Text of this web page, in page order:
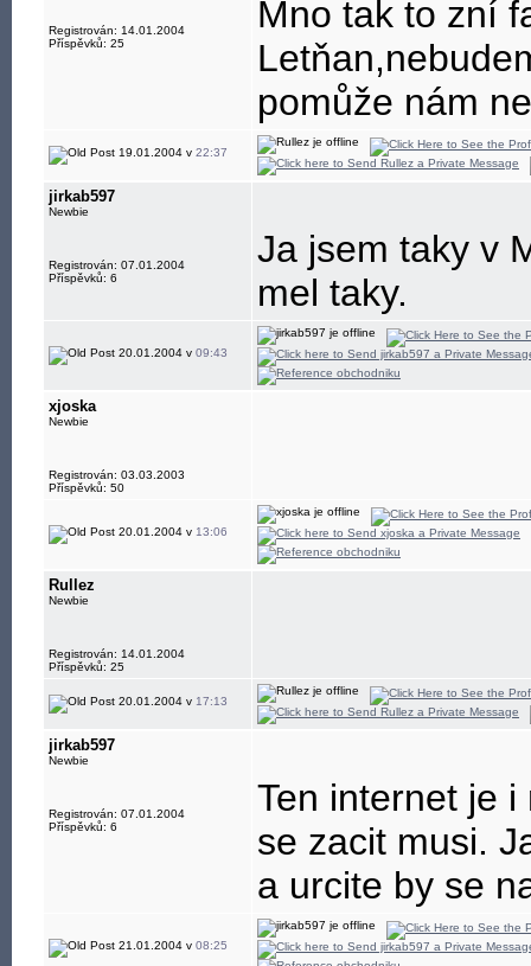
Registrován: 14.01.2004
Příspěvků: 25
Mno tak to zní
pomůže nám
19.01.2004 v 22:37
jirkab597
Newbie
Registrován: 07.01.2004
Příspěvků: 6
Ja jsem taky v
mel taky.
20.01.2004 v 09:43
xjoska
Newbie
Registrován: 03.03.2003
Příspěvků: 50
20.01.2004 v 13:06
Rullez
Newbie
Registrován: 14.01.2004
Příspěvků: 25
20.01.2004 v 17:13
jirkab597
Newbie
Registrován: 07.01.2004
Příspěvků: 6
Ten internet je
se zacit musi.
a urcite by se
21.01.2004 v 08:25